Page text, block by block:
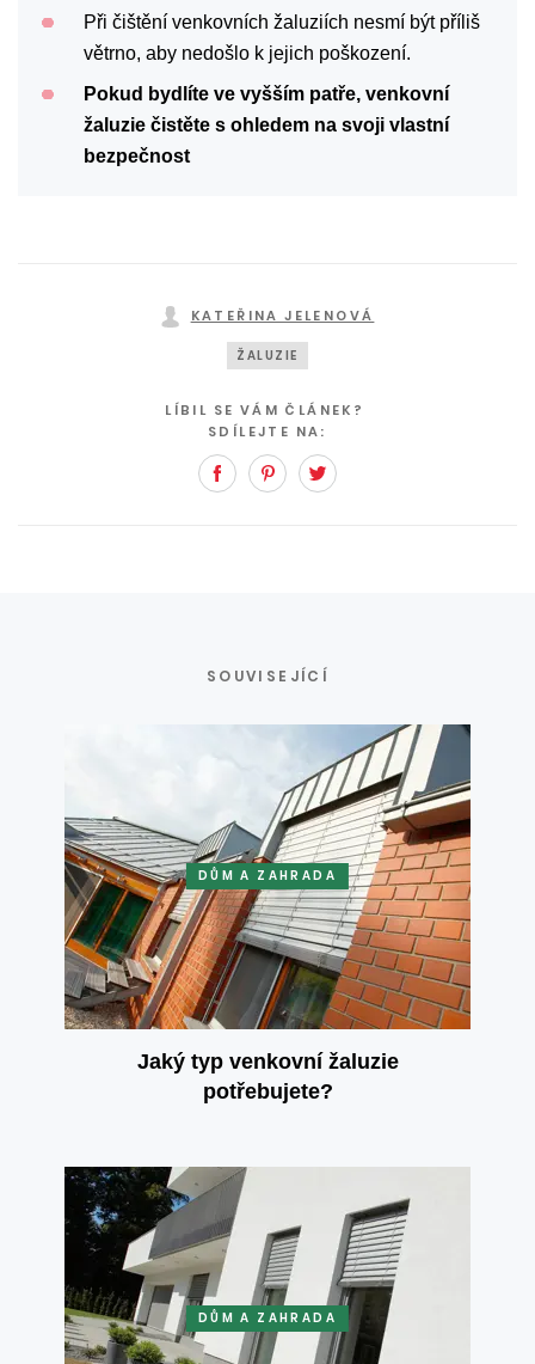
Při čištění venkovních žaluziích nesmí být příliš
větrno, aby nedošlo k jejich poškození.
Pokud bydlíte ve vyšším patře, venkovní
žaluzie čistěte s ohledem na svoji vlastní
bezpečnost
KATEŘINA JELENOVÁ
ŽALUZIE
LÍBIL SE VÁM ČLÁNEK?
SDÍLEJTE NA:
FacebookPinterest
SOUVISEJÍCÍ
DŮM A ZAHRADA
Jaký typ venkovní žaluzie
potřebujete?
DŮM A ZAHRADA